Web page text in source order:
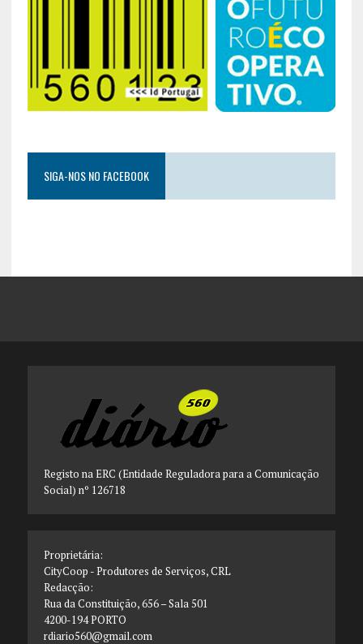
SIGA-NOS NO FACEBOOK
Registo na ERC (Entidade Reguladora para a Comunicação
Social) nº 126718
Proprietária:
CityCoop - Produtores de Serviços, CRL
Redacção:
Rua da Constituição, 656 – Sala 501
4200-194 PORTO
rdiario560@gmail.com